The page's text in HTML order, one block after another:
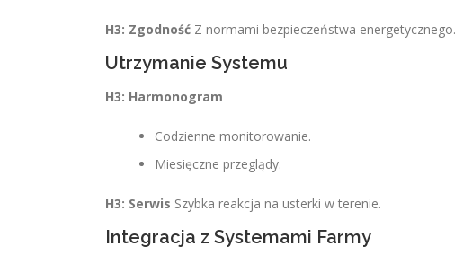
H3: Zgodność Z normami bezpieczeństwa energetycznego.
Utrzymanie Systemu
H3: Harmonogram
Codzienne monitorowanie.
Miesięczne przeglądy.
H3: Serwis Szybka reakcja na usterki w terenie.
Integracja z Systemami Farmy